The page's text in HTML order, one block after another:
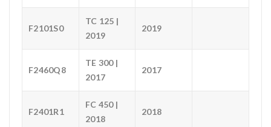
F2101S0
TC 125 |
2019
2019
F2460Q8
TE 300 |
2017
2017
F2401R1
FC 450 |
2018
2018